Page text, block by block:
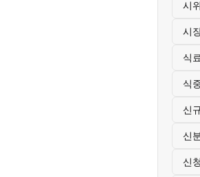
시위
시
식
식
신
신
신